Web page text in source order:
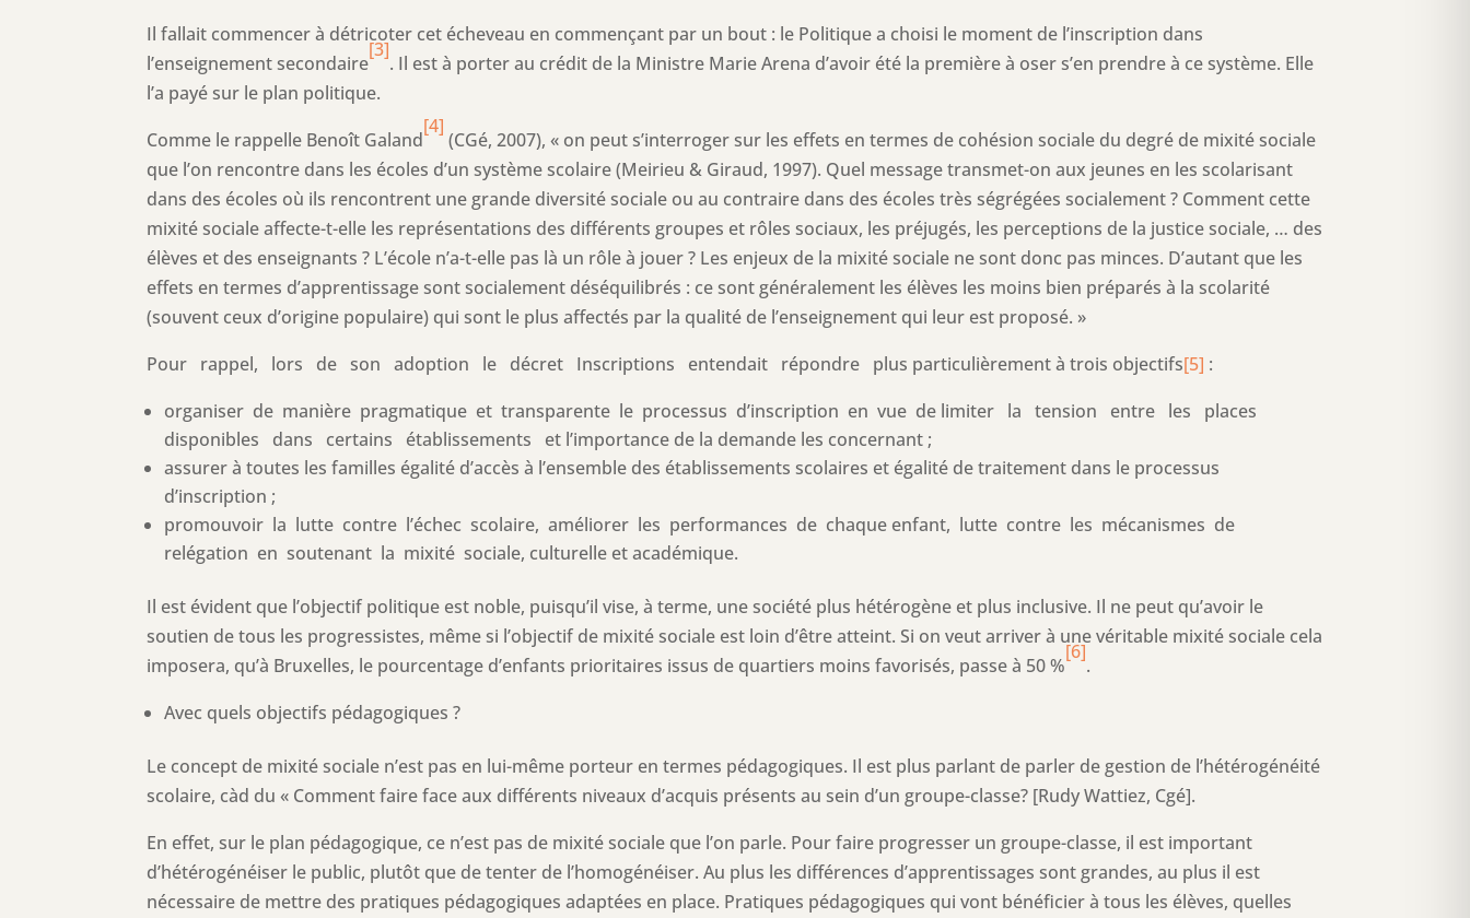
Il fallait commencer à détricoter cet écheveau en commençant par un bout : le Politique a choisi le moment de l’inscription dans
l’enseignement secondaire
[3]
. Il est à porter au crédit de la Ministre Marie Arena d’avoir été la première à oser s’en prendre à ce système. Elle
l’a payé sur le plan politique.
Comme le rappelle Benoît Galand
[4]
(CGé, 2007), « on peut s’interroger sur les effets en termes de cohésion sociale du degré de mixité sociale
que l’on rencontre dans les écoles d’un système scolaire (Meirieu & Giraud, 1997). Quel message transmet-on aux jeunes en les scolarisant
dans des écoles où ils rencontrent une grande diversité sociale ou au contraire dans des écoles très ségrégées socialement ? Comment cette
mixité sociale affecte-t-elle les représentations des différents groupes et rôles sociaux, les préjugés, les perceptions de la justice sociale, … des
élèves et des enseignants ? L’école n’a-t-elle pas là un rôle à jouer ? Les enjeux de la mixité sociale ne sont donc pas minces. D’autant que les
effets en termes d’apprentissage sont socialement déséquilibrés : ce sont généralement les élèves les moins bien préparés à la scolarité
(souvent ceux d’origine populaire) qui sont le plus affectés par la qualité de l’enseignement qui leur est proposé. »
Pour rappel, lors de son adoption le décret Inscriptions entendait répondre plus particulièrement à trois objectifs[5] :
organiser de manière pragmatique et transparente le processus d’inscription en vue de limiter la tension entre les places
disponibles dans certains établissements et l’importance de la demande les concernant ;
assurer à toutes les familles égalité d’accès à l’ensemble des établissements scolaires et égalité de traitement dans le processus
d’inscription ;
promouvoir la lutte contre l’échec scolaire, améliorer les performances de chaque enfant, lutte contre les mécanismes de
relégation en soutenant la mixité sociale, culturelle et académique.
Il est évident que l’objectif politique est noble, puisqu’il vise, à terme, une société plus hétérogène et plus inclusive. Il ne peut qu’avoir le
soutien de tous les progressistes, même si l’objectif de mixité sociale est loin d’être atteint. Si on veut arriver à une véritable mixité sociale cela
imposera, qu’à Bruxelles, le pourcentage d’enfants prioritaires issus de quartiers moins favorisés, passe à 50 %
[6]
.
Avec quels objectifs pédagogiques ?
Le concept de mixité sociale n’est pas en lui-même porteur en termes pédagogiques. Il est plus parlant de parler de gestion de l’hétérogénéité
scolaire, càd du « Comment faire face aux différents niveaux d’acquis présents au sein d’un groupe-classe? [Rudy Wattiez, Cgé].
En effet, sur le plan pédagogique, ce n’est pas de mixité sociale que l’on parle. Pour faire progresser un groupe-classe, il est important
d’hétérogénéiser le public, plutôt que de tenter de l’homogénéiser. Au plus les différences d’apprentissages sont grandes, au plus il est
nécessaire de mettre des pratiques pédagogiques adaptées en place. Pratiques pédagogiques qui vont bénéficier à tous les élèves, quelles